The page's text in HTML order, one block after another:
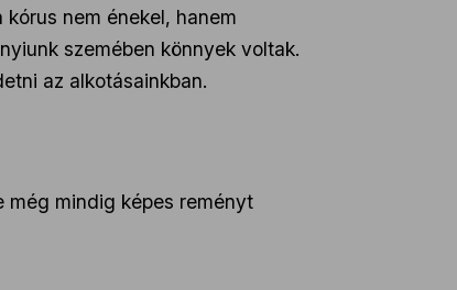
nem énekel, hanem
szemében könnyek voltak.
az alkotásainkban.
még mindig képes reményt